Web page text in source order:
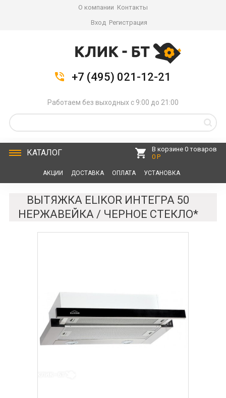
О компании Контакты
Вход Регистрация
+7 (495) 021-12-21
Работаем без выходных с 9:00 до 21:00
КАТАЛОГ
В корзине 0 товаров
0 Р
АКЦИИ ДОСТАВКА ОПЛАТА УСТАНОВКА
ВЫТЯЖКА ELIKOR ИНТЕГРА 50
НЕРЖАВЕЙКА / ЧЕРНОЕ СТЕКЛО*